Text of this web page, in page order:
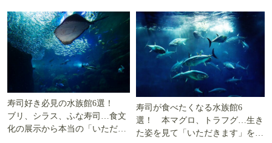
寿司好き必見の水族館6選！
ブリ、シラス、ふな寿司…食文
化の展示から本当の「いただき
寿司が食べたくなる水族館6
選！ 本マグロ、トラフグ…生き
た姿を見て「いただきます」を考